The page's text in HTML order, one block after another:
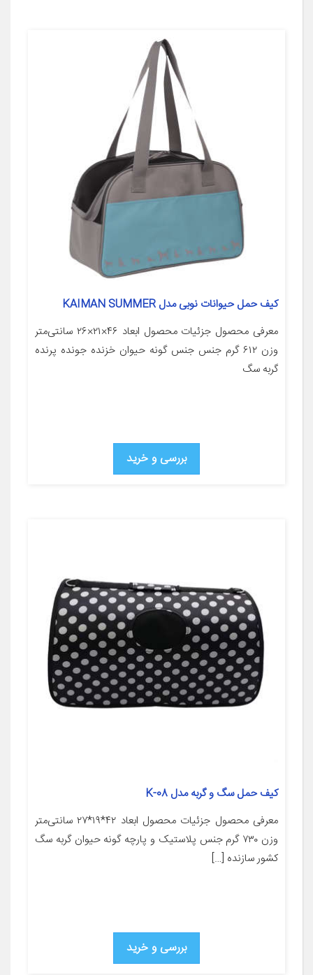
کیف حمل حیوانات نوبی مدل KAIMAN SUMMER
معرفی محصول جزئیات محصول ابعاد ۴۶×۲۱×۲۶ سانتی‌متر
وزن ۶۱۲ گرم جنس جنس گونه حیوان خزنده جونده پرنده
گربه سگ
بررسی و خرید
کیف حمل سگ و گربه مدل K-08
معرفی محصول جزئیات محصول ابعاد ۴۲*۱۹*۲۷ سانتی‌متر
وزن ۷۳۰ گرم جنس پلاستیک و پارچه گونه حیوان گربه سگ
کشور سازنده […]
بررسی و خرید